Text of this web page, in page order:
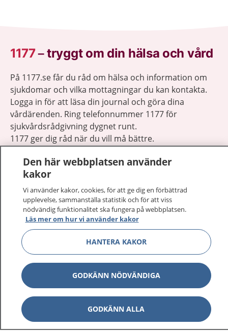
1177–tryggt om din hälsa och vård
På 1177.se får du råd om hälsa och information om
sjukdomar och vilka mottagningar du kan kontakta.
Logga in för att läsa din journal och göra dina
vårdärenden. Ring telefonnummer 1177 för
sjukvårdsrådgivning dygnet runt.
1177 ger dig råd när du vill må bättre.
1177 på flera språk
Om 1177 Visa
Kontakt Visa
Behandling av personuppgifter
Den här webbplatsen använder
kakor
Vi använder kakor, cookies, för att ge dig en förbättrad
upplevelse, sammanställa statistik och för att viss
nödvändig funktionalitet ska fungera på webbplatsen.
Läs mer om hur vi använder kakor
HANTERA KAKOR
GODKÄNN NÖDVÄNDIGA
GODKÄNN ALLA